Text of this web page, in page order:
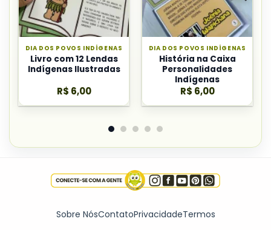
DIA DOS POVOS INDÍGENAS
Livro com 12 Lendas
Indígenas Ilustradas
R$ 6,00
DIA DOS POVOS INDÍGENAS
História na Caixa
Personalidades
Indígenas
R$ 6,00
Sobre NósContatoPrivacidadeTermos